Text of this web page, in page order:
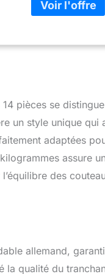
3,5". 3
gants anti -
vos besoins. La
faciles à
en carbone et
avancées des
défauts du
Disponible bloc
de cuisine est
pièces se
un style unique
adaptées
assure
des
allemand,
la qualité du